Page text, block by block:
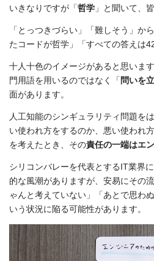
いきなりですが「哲学 」と聞いて、
「とっつきづらい」「難しそう」か
たコードが哲学」「すべての答えは
十人十色のイメージがあると思いま
門用語を用いるのではなく「 問いを
面があります。
人工知能のシンギュラリティ問題を
い使われ方をするのか、悪い使われ
を考えたとき、その責任の一端はエ
シリコンバレーを代表とするIT業界
的な風潮がありますが、安易にその
ゃんと考えていない」「あとで思わ
いう状況に陥る可能性があります。